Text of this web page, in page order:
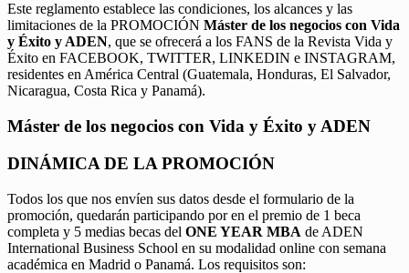
Este reglamento establece las condiciones, los alcances y las
limitaciones de la PROMOCIÓN Máster de los negocios con Vida
y Éxito y ADEN, que se ofrecerá a los FANS de la Revista Vida y
Éxito en FACEBOOK, TWITTER, LINKEDIN e INSTAGRAM,
residentes en América Central (Guatemala, Honduras, El Salvador,
Nicaragua, Costa Rica y Panamá).
Máster de los negocios con Vida y Éxito y ADEN
DINÁMICA DE LA PROMOCIÓN
Todos los que nos envíen sus datos desde el formulario de la
promoción, quedarán participando por en el premio de 1 beca
completa y 5 medias becas del ONE YEAR MBA de ADEN
International Business School en su modalidad online con semana
académica en Madrid o Panamá. Los requisitos son: